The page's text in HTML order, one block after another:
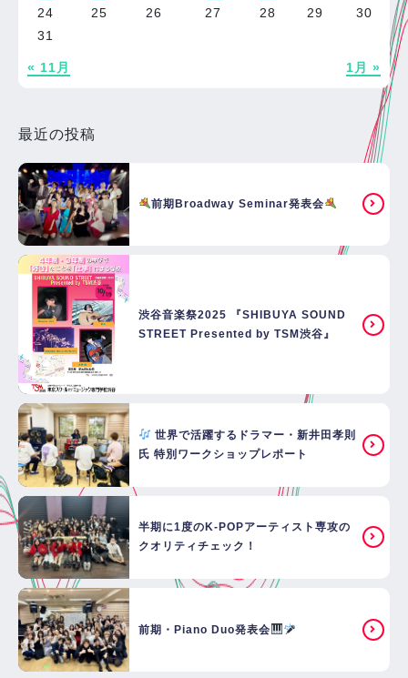
« 11月 1月 »
24
25 26 27 28 29
30
31
最近の投稿
前期Broadway Seminar発表会
渋谷音楽祭2025 『SHIBUYA SOUND
STREET Presented by TSM渋谷』
世界で活躍するドラマー・新井田孝則
氏 特別ワークショップレポート
半期に1度のK-POPアーティスト専攻の
クオリティチェック！
前期・Piano Duo発表会